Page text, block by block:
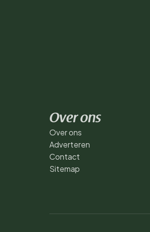
Over ons
Over ons
Adverteren
Contact
Sitemap